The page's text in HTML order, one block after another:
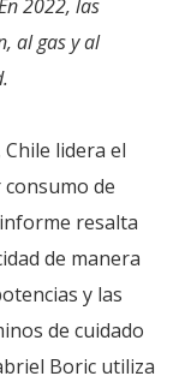
2022, las
al gas y al
lidera el
de
resalta
de manera
y las
de cuidado
Boric utiliza